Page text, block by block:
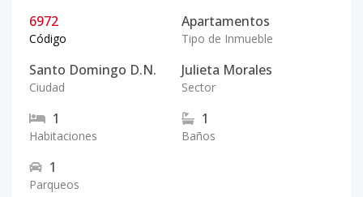
6972
Código
Apartamentos
Tipo de Inmueble
Santo Domingo D.N.
Ciudad
Julieta Morales
Sector
1
Habitaciones
1
Baños
1
Parqueos